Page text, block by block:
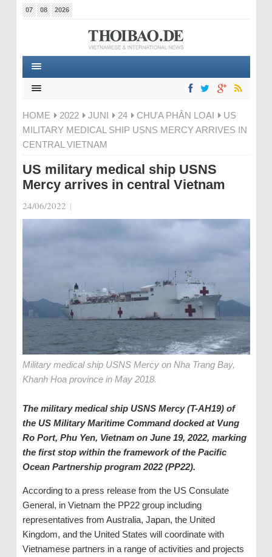
07 08 2026
HOME 2022 JUNI 24 CHƯA PHÂN LOẠI
US
MILITARY MEDICAL SHIP USNS MERCY ARRIVES IN
CENTRAL VIETNAM
US military medical ship USNS
Mercy arrives in central Vietnam
24/06/2022 |
Military medical ship USNS Mercy on Nha Trang Bay,
Khanh Hoa province in May 2018.
The military medical ship USNS Mercy (T-AH19) of
the US Military Maritime Command docked at Vung
Ro Port, Phu Yen, Vietnam on June 19, 2022, marking
the first stop within the framework of the Pacific
Ocean Partnership program 2022 (PP22).
According to a press release from the US Consulate
General, in Vietnam the PP22 group including
representatives from Australia, Japan, the United
Kingdom, and the United States will coordinate with
Vietnamese partners in a range of activities and projects